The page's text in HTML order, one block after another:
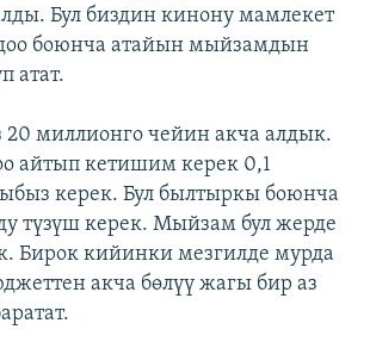
Бул биздин кинону мамлекет
боюнча атайын мыйзамдын
атат.
миллионго чейин акча алдык.
айтып кетишим керек 0,1
керек. Бул былтыркы боюнча
түзүш керек. Мыйзам бул жерде
Бирок кийинки мезгилде мурда
акча бөлүү жагы бир аз